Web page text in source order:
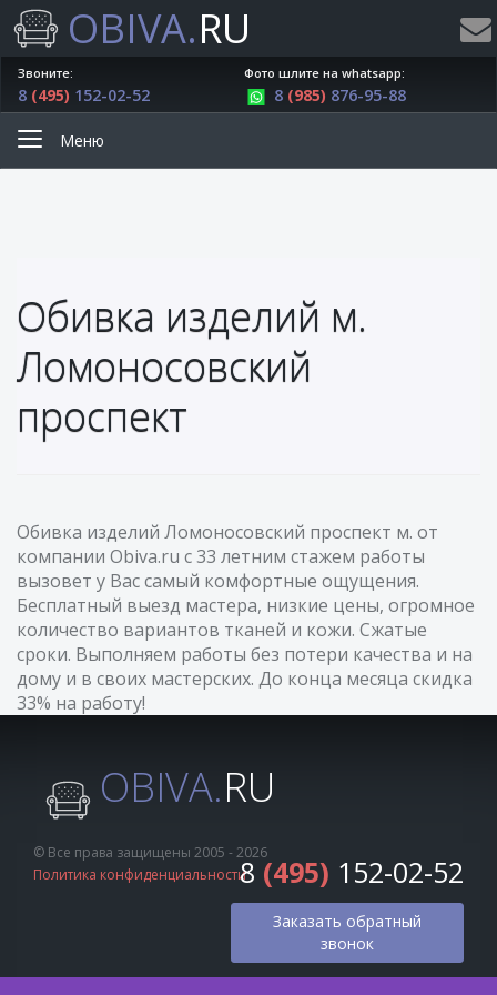
OBIVA.RU
Звоните:
8 (495) 152-02-52
Фото шлите на whatsapp:
8 (985) 876-95-88
Меню
Обивка изделий м.
Ломоносовский
проспект
Обивка изделий Ломоносовский проспект м. от
компании Obiva.ru с 33 летним стажем работы
вызовет у Вас самый комфортные ощущения.
Бесплатный выезд мастера, низкие цены, огромное
количество вариантов тканей и кожи. Сжатые
сроки. Выполняем работы без потери качества и на
дому и в своих мастерских. До конца месяца скидка
33% на работу!
OBIVA.RU
© Все права защищены 2005 - 2026
Политика конфиденциальности8 (495) 152-02-52
Заказать обратный
звонок